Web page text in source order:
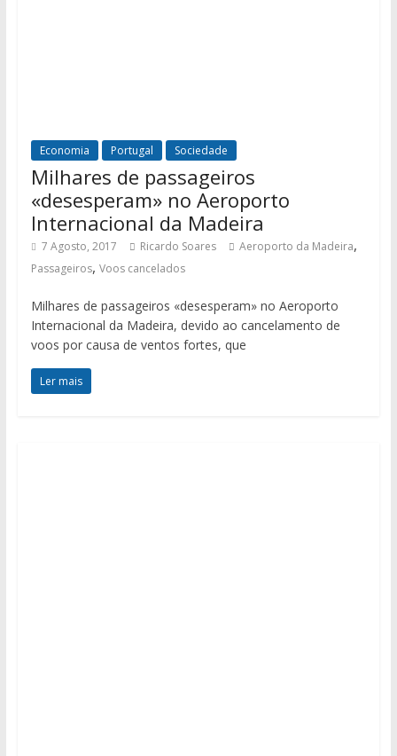
Economia Portugal Sociedade
Milhares de passageiros
«desesperam» no Aeroporto
Internacional da Madeira
7 Agosto, 2017 Ricardo Soares Aeroporto da Madeira,
Passageiros, Voos cancelados
Milhares de passageiros «desesperam» no Aeroporto
Internacional da Madeira, devido ao cancelamento de
voos por causa de ventos fortes, que
Ler mais